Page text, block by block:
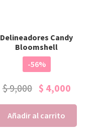
Delineadores Candy
Bloomshell
-56%
$9,000 $ 4,000
Añadir al carrito